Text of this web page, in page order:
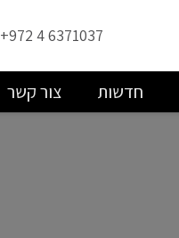
+972 4 6371037
חדשות צור קשר